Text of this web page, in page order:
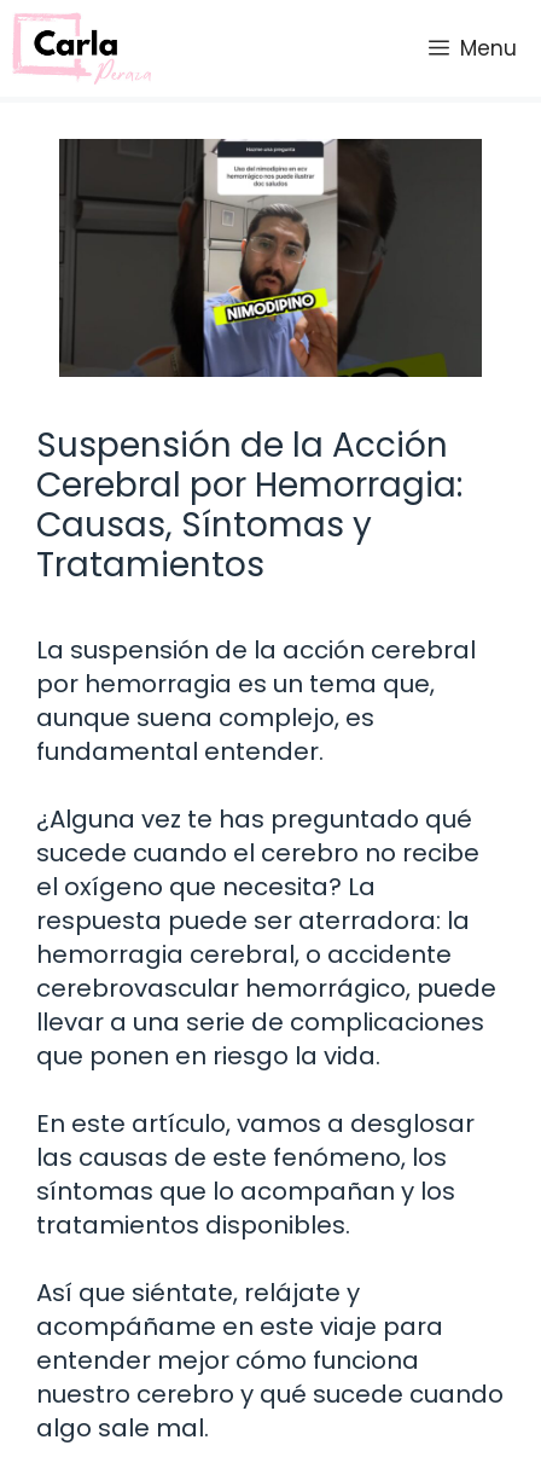
Saltar
al
contenido
Menu
Suspensión de la Acción
Cerebral por Hemorragia:
Causas, Síntomas y
Tratamientos
La suspensión de la acción cerebral
por hemorragia es un tema que,
aunque suena complejo, es
fundamental entender.
¿Alguna vez te has preguntado qué
sucede cuando el cerebro no recibe
el oxígeno que necesita? La
respuesta puede ser aterradora: la
hemorragia cerebral, o accidente
cerebrovascular hemorrágico, puede
llevar a una serie de complicaciones
que ponen en riesgo la vida.
En este artículo, vamos a desglosar
las causas de este fenómeno, los
síntomas que lo acompañan y los
tratamientos disponibles.
Así que siéntate, relájate y
acompáñame en este viaje para
entender mejor cómo funciona
nuestro cerebro y qué sucede cuando
algo sale mal.